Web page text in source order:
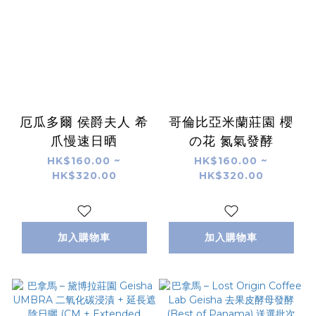
厄瓜多爾 侯爵夫人 希
爪慢速日晒
HK$160.00 ~
HK$320.00
加入購物車
哥倫比亞米蘭莊園 櫻
の花 氮氣發酵
HK$160.00 ~
HK$320.00
加入購物車